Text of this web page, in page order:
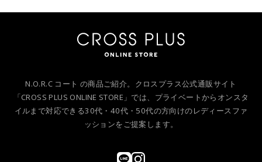
N.O.R.C コート の商品ご紹介。クロスプラス公式通販サイト
「CROSS PLUS ONLINE STORE」では、プライベートからオンスタ
イルまで対応できる30代・40代・50代の方向けのレディースファ
ッションをご提案します。